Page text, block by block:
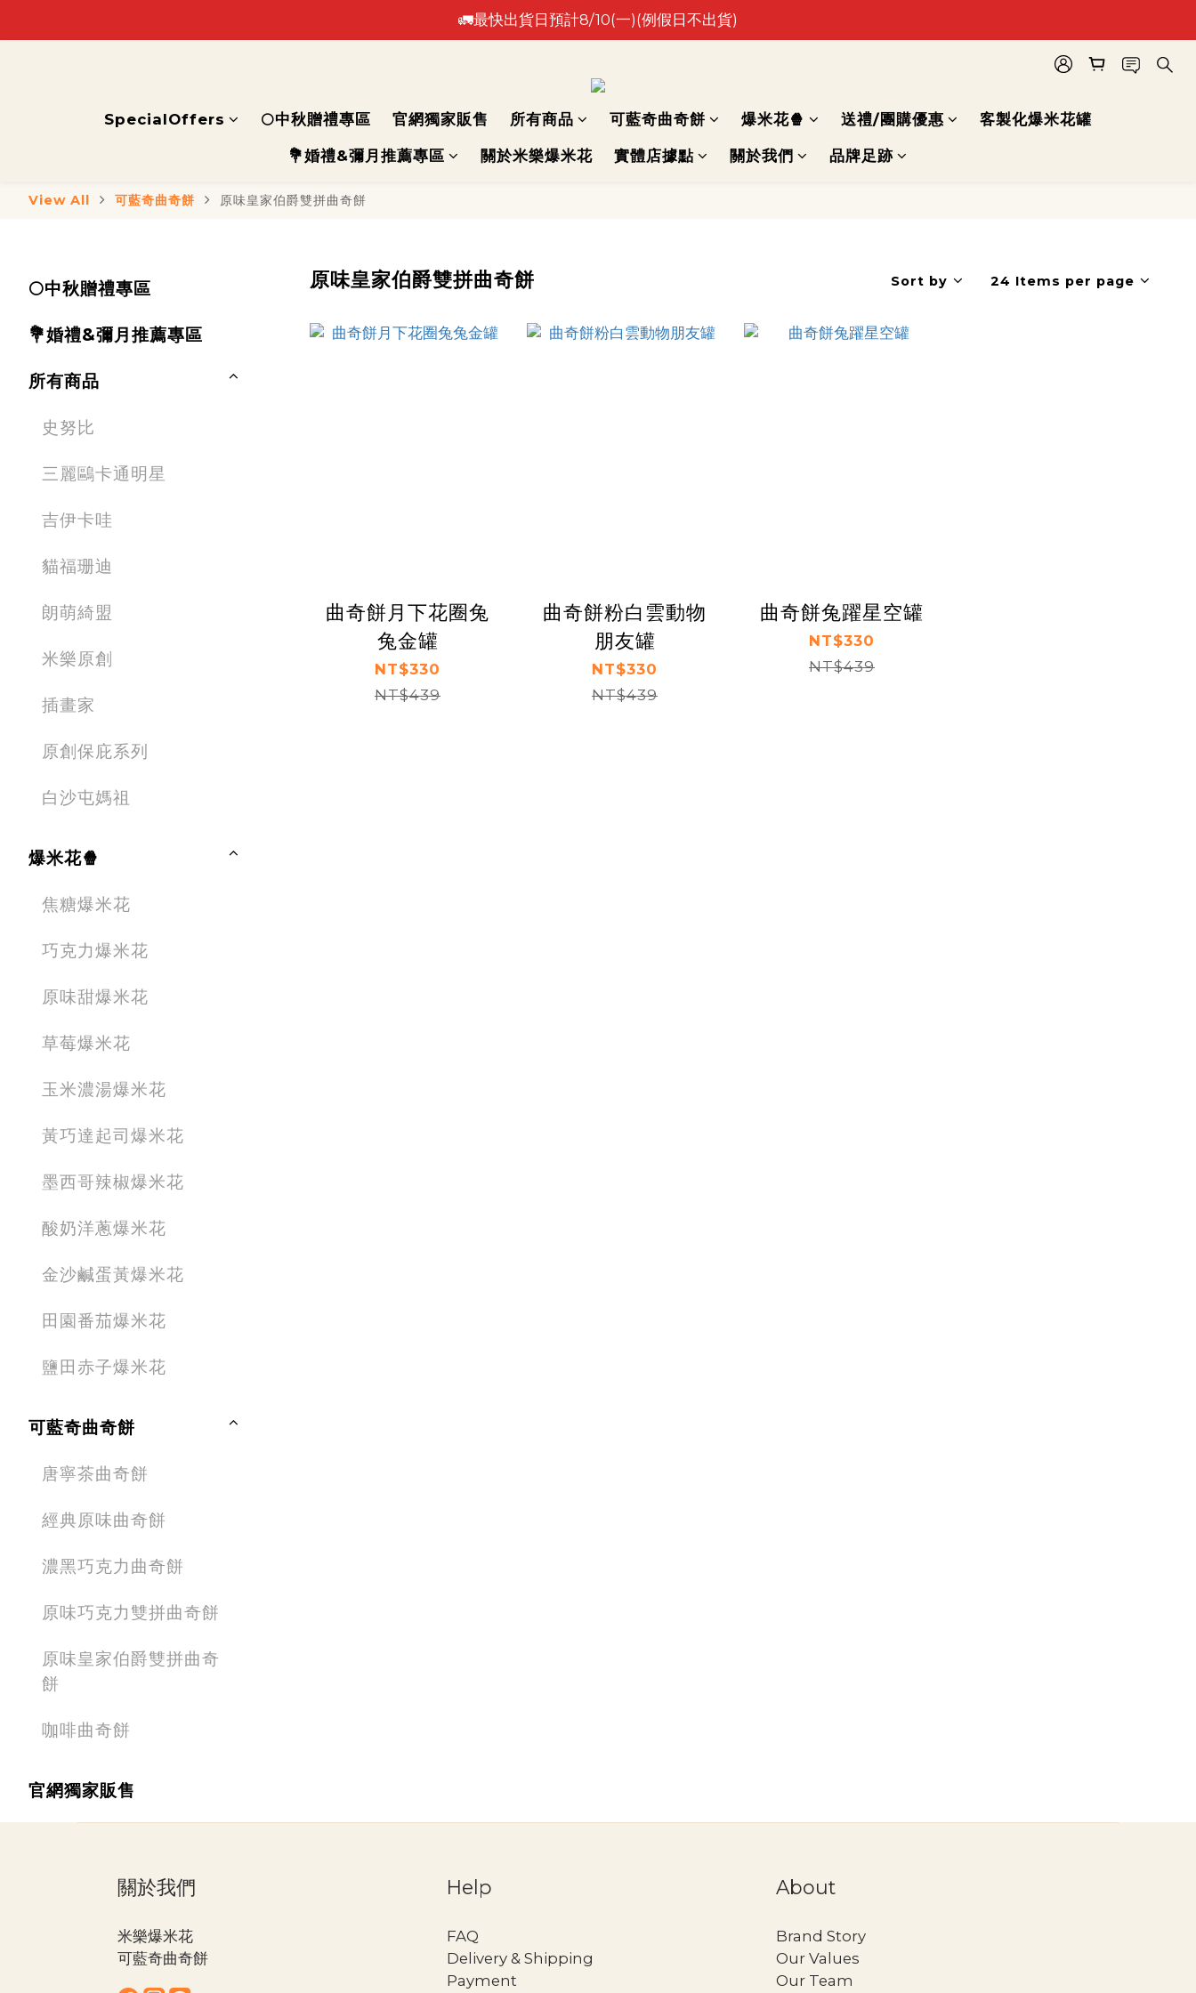
🚛最快出貨日預計8/10(一)(例假日不出貨)
🚛最快出貨日預計8/10(一)(例假日不出貨)
SpecialOffers
🌕中秋贈禮專區 官網獨家販售 所有商品 可藍奇曲奇餅 爆米花🍿 送禮/團購優惠 客製化爆米花罐
💐婚禮&彌月推薦專區 關於米樂爆米花 實體店據點 關於我們 品牌足跡
View All 可藍奇曲奇餅 原味皇家伯爵雙拼曲奇餅
🌕中秋贈禮專區
💐婚禮&彌月推薦專區
所有商品
史努比
三麗鷗卡通明星
吉伊卡哇
貓福珊迪
朗萌綺盟
米樂原創
插畫家
原創保庇系列
白沙屯媽祖
爆米花🍿
焦糖爆米花
巧克力爆米花
原味甜爆米花
草莓爆米花
玉米濃湯爆米花
黃巧達起司爆米花
墨西哥辣椒爆米花
酸奶洋蔥爆米花
金沙鹹蛋黃爆米花
田園番茄爆米花
鹽田赤子爆米花
可藍奇曲奇餅
唐寧茶曲奇餅
經典原味曲奇餅
濃黑巧克力曲奇餅
原味巧克力雙拼曲奇餅
原味皇家伯爵雙拼曲奇
餅
咖啡曲奇餅
官網獨家販售
原味皇家伯爵雙拼曲奇餅 Sort by 24 Items per page
曲奇餅月下花圈兔
兔金罐
NT$330
NT$439
曲奇餅粉白雲動物
朋友罐
NT$330
NT$439
曲奇餅兔躍星空罐
NT$330
NT$439
關於我們
米樂爆米花
可藍奇曲奇餅
Help
FAQ
Delivery & Shipping
Payment
About
Brand Story
Our Values
Our Team